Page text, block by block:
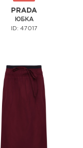
PRADA
ЮБКА
ID: 47017